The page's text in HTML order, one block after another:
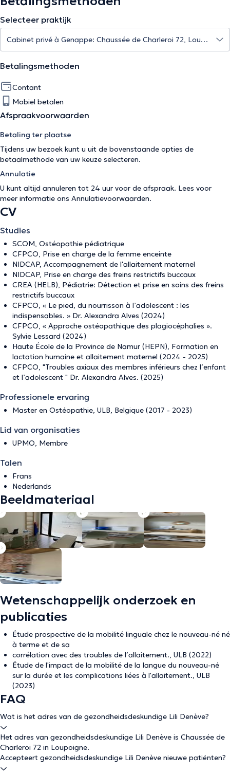
Selecteer praktijk
Betalingsmethoden
Contant
Mobiel betalen
Afspraakvoorwaarden
Betaling ter plaatse
Tijdens uw bezoek kunt u uit de bovenstaande opties de
betaalmethode van uw keuze selecteren.
Annulatie
U kunt altijd annuleren tot 24 uur voor de afspraak. Lees voor
meer informatie ons Annulatievoorwaarden.
CV
Studies
SCOM, Ostéopathie pédiatrique
CFPCO, Prise en charge de la femme enceinte
NIDCAP, Accompagnement de l'allaitement maternel
NIDCAP, Prise en charge des freins restrictifs buccaux
CREA (HELB), Pédiatrie: Détection et prise en soins des freins
restrictifs buccaux
CFPCO, « Le pied, du nourrisson à l’adolescent : les
indispensables. » Dr. Alexandra Alves (2024)
CFPCO, « Approche ostéopathique des plagiocéphalies ».
Sylvie Lessard (2024)
Haute École de la Province de Namur (HEPN), Formation en
lactation humaine et allaitement maternel (2024 - 2025)
CFPCO, "Troubles axiaux des membres inférieurs chez l’enfant
et l’adolescent " Dr. Alexandra Alves. (2025)
Professionele ervaring
Master en Ostéopathie, ULB, Belgique (2017 - 2023)
Lid van organisaties
UPMO, Membre
Talen
Frans
Nederlands
Beeldmateriaal
Wetenschappelijk onderzoek en
publicaties
Étude prospective de la mobilité linguale chez le nouveau-né né
à terme et de sa
corrélation avec des troubles de l’allaitement., ULB (2022)
Étude de l'impact de la mobilité de la langue du nouveau-né
sur la durée et les complications liées à l'allaitement., ULB
(2023)
FAQ
Wat is het adres van de gezondheidsdeskundige Lili Denève?
Het adres van gezondheidsdeskundige Lili Denève is Chaussée de
Charleroi 72 in Loupoigne.
Accepteert gezondheidsdeskundige Lili Denève nieuwe patiënten?